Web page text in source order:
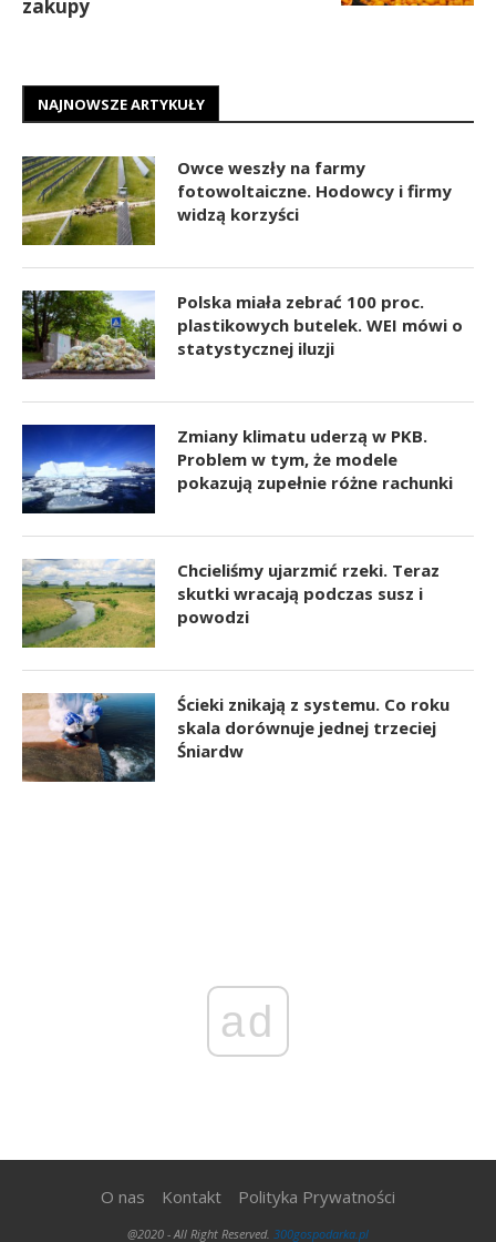
zakupy
NAJNOWSZE ARTYKUŁY
Owce weszły na farmy
fotowoltaiczne. Hodowcy i firmy
widzą korzyści
Polska miała zebrać 100 proc.
plastikowych butelek. WEI mówi o
statystycznej iluzji
Zmiany klimatu uderzą w PKB.
Problem w tym, że modele
pokazują zupełnie różne rachunki
Chcieliśmy ujarzmić rzeki. Teraz
skutki wracają podczas susz i
powodzi
Ścieki znikają z systemu. Co roku
skala dorównuje jednej trzeciej
Śniardw
ad
O nas Kontakt Polityka Prywatności
@2020 - All Right Reserved. 300gospodarka.pl